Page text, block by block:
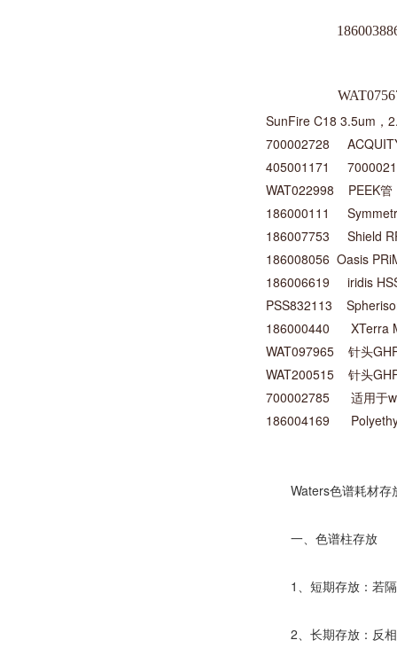
SunFire C18 3.5um，
700002728
405001171
WAT022998 PEEK管
186000111
186007753 Shield
186008056 Oasis
186006619 iridis
PSS832113
186000440 XTerra
WAT097965 针头
WAT200515 针头
700002785 适用于
186004169
Waters色谱耗材存
一、色谱柱存放
1、短期存放：若隔
2、长期存放：反相